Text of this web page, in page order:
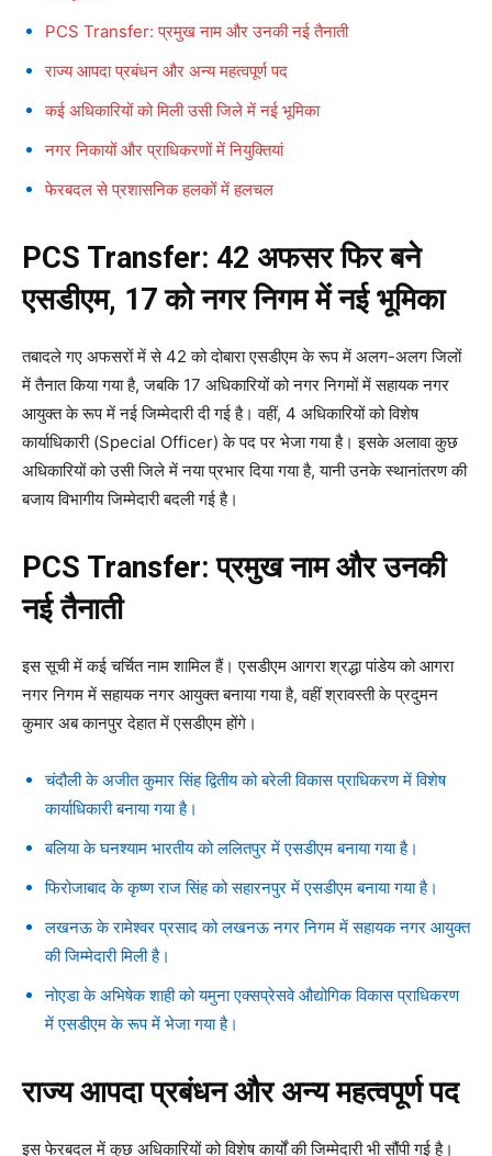
PCS Transfer: प्रमुख नाम और उनकी नई तैनाती
राज्य आपदा प्रबंधन और अन्य महत्वपूर्ण पद
कई अधिकारियों को मिली उसी जिले में नई भूमिका
नगर निकायों और प्राधिकरणों में नियुक्तियां
फेरबदल से प्रशासनिक हलकों में हलचल
PCS Transfer: 42 अफसर फिर बने
एसडीएम, 17 को नगर निगम में नई भूमिका
तबादले गए अफसरों में से 42 को दोबारा एसडीएम के रूप में अलग-अलग जिलों
में तैनात किया गया है, जबकि 17 अधिकारियों को नगर निगमों में सहायक नगर
आयुक्त के रूप में नई जिम्मेदारी दी गई है। वहीं, 4 अधिकारियों को विशेष
कार्याधिकारी (Special Officer) के पद पर भेजा गया है। इसके अलावा कुछ
अधिकारियों को उसी जिले में नया प्रभार दिया गया है, यानी उनके स्थानांतरण की
बजाय विभागीय जिम्मेदारी बदली गई है।
PCS Transfer: प्रमुख नाम और उनकी
नई तैनाती
इस सूची में कई चर्चित नाम शामिल हैं। एसडीएम आगरा श्रद्धा पांडेय को आगरा
नगर निगम में सहायक नगर आयुक्त बनाया गया है, वहीं श्रावस्ती के प्रदुमन
कुमार अब कानपुर देहात में एसडीएम होंगे।
चंदौली के अजीत कुमार सिंह द्वितीय को बरेली विकास प्राधिकरण में विशेष
कार्याधिकारी बनाया गया है।
बलिया के घनश्याम भारतीय को ललितपुर में एसडीएम बनाया गया है।
फिरोजाबाद के कृष्ण राज सिंह को सहारनपुर में एसडीएम बनाया गया है।
लखनऊ के रामेश्वर प्रसाद को लखनऊ नगर निगम में सहायक नगर आयुक्त
की जिम्मेदारी मिली है।
नोएडा के अभिषेक शाही को यमुना एक्सप्रेसवे औद्योगिक विकास प्राधिकरण
में एसडीएम के रूप में भेजा गया है।
राज्य आपदा प्रबंधन और अन्य महत्वपूर्ण पद
इस फेरबदल में कुछ अधिकारियों को विशेष कार्यों की जिम्मेदारी भी सौंपी गई है।